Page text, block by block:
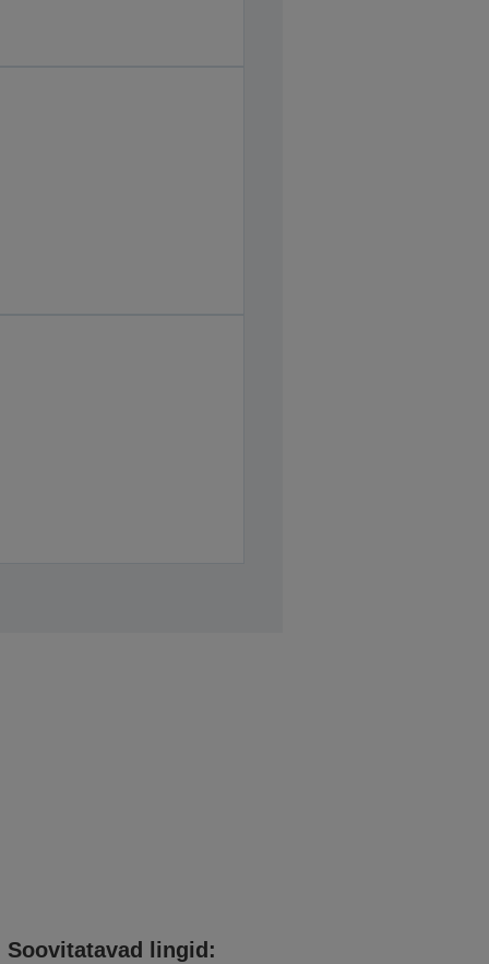
Soovitatavad lingid: